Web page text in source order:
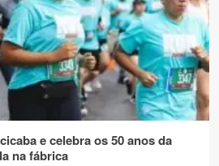
e celebra os 50 anos da
na fábrica